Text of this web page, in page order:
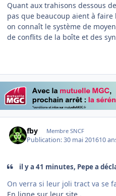
Quant aux trahisons dessous
pas que beaucoup aient à
on connaît le système de
de conflits de la boîte et des
fby Membre SNCF
Publication:30 mai 201610
il y a 41 minutes, Pepe a
On verra si leur joli tract va se